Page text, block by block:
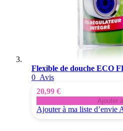
Flexible de douche ECO
0 Avis
20,99 €
Ajouter
Ajouter à ma liste d’envie